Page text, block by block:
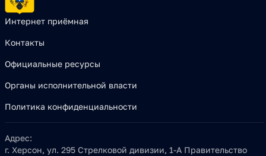
Интернет приёмная
Контакты
Официальные ресурсы
Органы исполнительной власти
Политика конфиденциальности
Адрес:
г. Херсон, ул. 295 Стрелковой дивизии, 1-А Правительство